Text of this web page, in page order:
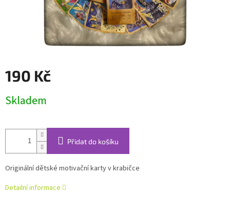
190 Kč
cena:
Skladem
Přidat do košíku
Originální dětské motivační karty v krabičce
Detailní informace